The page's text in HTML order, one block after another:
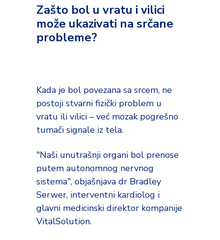
Zašto bol u vratu i vilici
može ukazivati na srčane
probleme?
Kada je bol povezana sa srcem, ne
postoji stvarni fizički problem u
vratu ili vilici – već mozak pogrešno
tumači signale iz tela.
"Naši unutrašnji organi bol prenose
putem autonomnog nervnog
sistema", objašnjava dr Bradley
Serwer, interventni kardiolog i
glavni medicinski direktor kompanije
VitalSolution.